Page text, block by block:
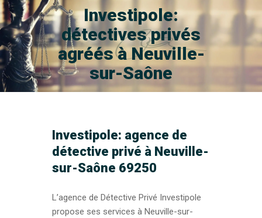
Investipole:
détectives privés
agréés à Neuville-
sur-Saône
Investipole: agence de
détective privé à Neuville-
sur-Saône 69250
L’agence de Détective Privé Investipole
propose ses services à Neuville-sur-